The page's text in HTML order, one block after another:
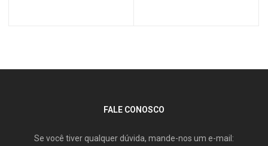
FALE CONOSCO
Se você tiver qualquer dúvida, mande-nos um e-mail: